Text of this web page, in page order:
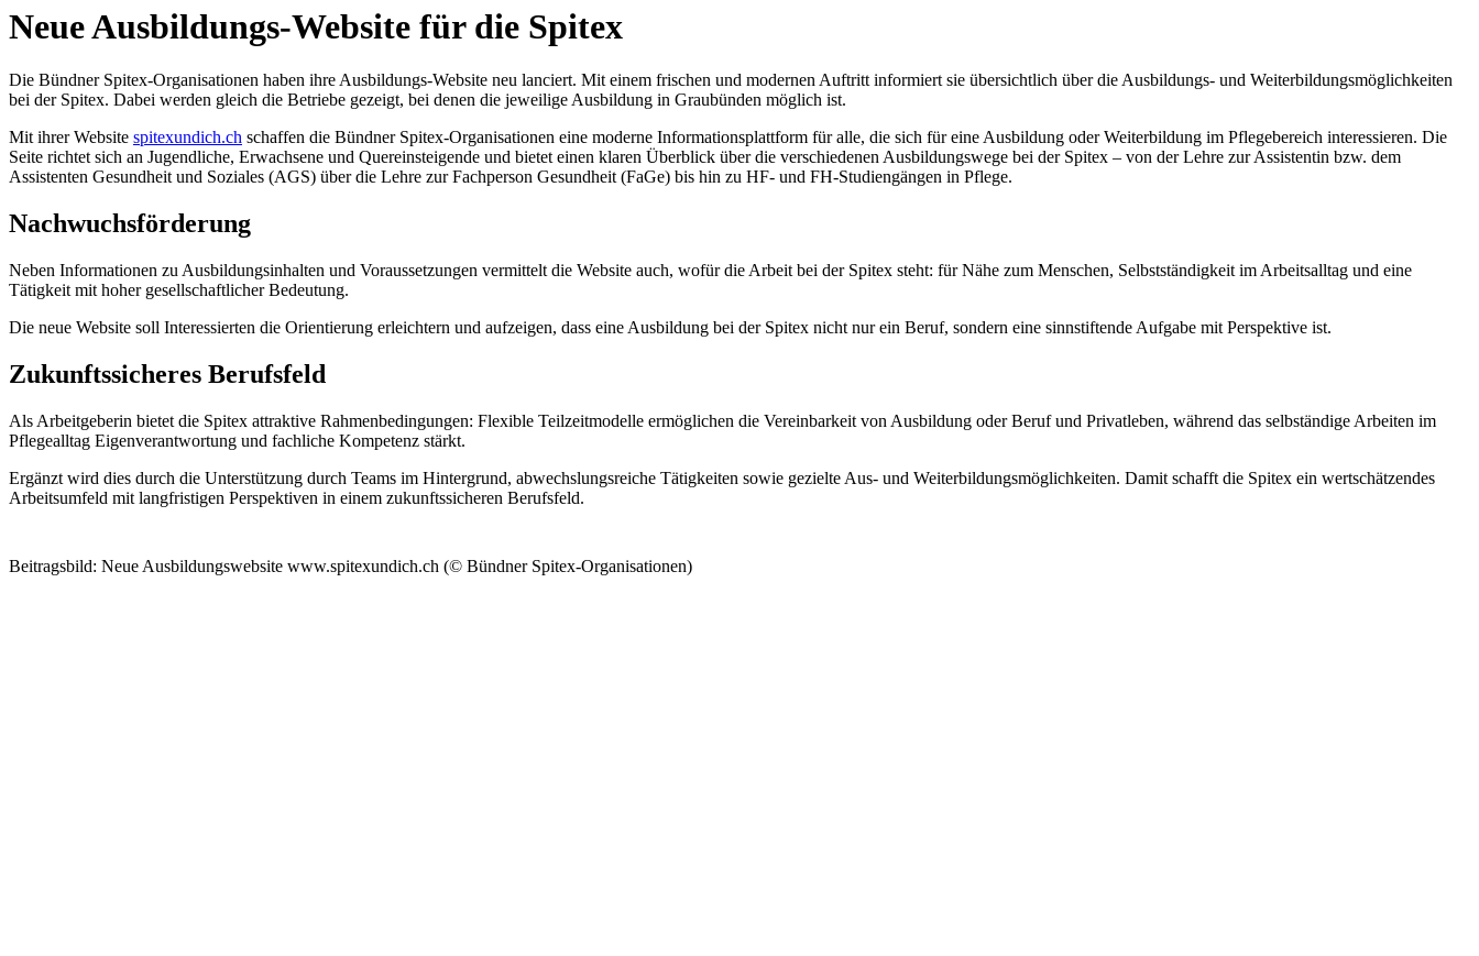
Neue Ausbildungs-Website für die Spitex
Die Bündner Spitex-Organisationen haben ihre Ausbildungs-Website neu lanciert. Mit einem frischen und modernen Auftritt informiert sie übersichtlich über die Ausbildungs- und Weiterbildungsmöglichkeiten
bei der Spitex. Dabei werden gleich die Betriebe gezeigt, bei denen die jeweilige Ausbildung in Graubünden möglich ist.
Mit ihrer Website spitexundich.ch schaffen die Bündner Spitex-Organisationen eine moderne Informationsplattform für alle, die sich für eine Ausbildung oder Weiterbildung im Pflegebereich interessieren. Die
Seite richtet sich an Jugendliche, Erwachsene und Quereinsteigende und bietet einen klaren Überblick über die verschiedenen Ausbildungswege bei der Spitex – von der Lehre zur Assistentin bzw. dem
Assistenten Gesundheit und Soziales (AGS) über die Lehre zur Fachperson Gesundheit (FaGe) bis hin zu HF- und FH-Studiengängen in Pflege.
Nachwuchsförderung
Neben Informationen zu Ausbildungsinhalten und Voraussetzungen vermittelt die Website auch, wofür die Arbeit bei der Spitex steht: für Nähe zum Menschen, Selbstständigkeit im Arbeitsalltag und eine
Tätigkeit mit hoher gesellschaftlicher Bedeutung.
Die neue Website soll Interessierten die Orientierung erleichtern und aufzeigen, dass eine Ausbildung bei der Spitex nicht nur ein Beruf, sondern eine sinnstiftende Aufgabe mit Perspektive ist.
Zukunftssicheres Berufsfeld
Als Arbeitgeberin bietet die Spitex attraktive Rahmenbedingungen: Flexible Teilzeitmodelle ermöglichen die Vereinbarkeit von Ausbildung oder Beruf und Privatleben, während das selbständige Arbeiten im
Pflegealltag Eigenverantwortung und fachliche Kompetenz stärkt.
Ergänzt wird dies durch die Unterstützung durch Teams im Hintergrund, abwechslungsreiche Tätigkeiten sowie gezielte Aus- und Weiterbildungsmöglichkeiten. Damit schafft die Spitex ein wertschätzendes
Arbeitsumfeld mit langfristigen Perspektiven in einem zukunftssicheren Berufsfeld.
Beitragsbild: Neue Ausbildungswebsite www.spitexundich.ch (© Bündner Spitex-Organisationen)